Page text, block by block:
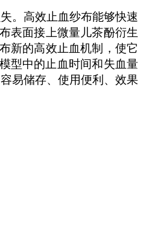
。高效止血纱布能够快速
表面接上微量儿茶酚衍生
新的高效 止血机制， 使它
型中的止血时间和失血量
易储存、使用便利 、 效果